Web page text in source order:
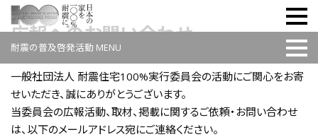
サービス
TAISHIN100 Standards
耐震シェルター70K
安心・安全な中古住宅認定 （安心R住宅）
普及啓発活動
耐震の普及啓発活動 MENU
広報へのお問い合わせ
一般社団法人 耐震住宅100%実行委員会の活動にご関心をお寄
せいただき、誠にありがとうございます。
当委員会の広報活動、取材、掲載に関するご依頼・お問い合わせ
は、以下のメールアドレス宛にご連絡ください。